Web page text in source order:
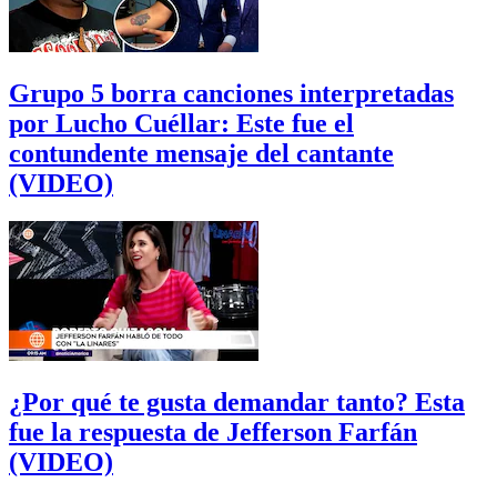
Grupo 5 borra canciones interpretadas
por Lucho Cuéllar: Este fue el
contundente mensaje del cantante
(VIDEO)
¿Por qué te gusta demandar tanto? Esta
fue la respuesta de Jefferson Farfán
(VIDEO)